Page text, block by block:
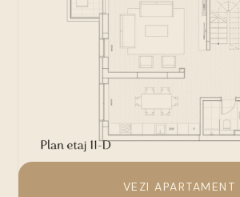
VEZI APARTAMENT